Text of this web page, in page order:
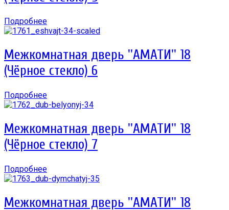
Подробнее
Межкомнатная дверь ''АМАТИ'' 18
(Чёрное стекло) 6
Подробнее
Межкомнатная дверь ''АМАТИ'' 18
(Чёрное стекло) 7
Подробнее
Межкомнатная дверь ''АМАТИ'' 18